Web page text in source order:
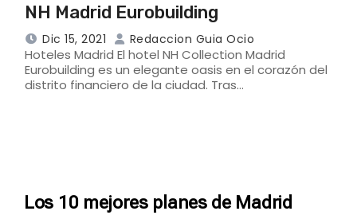
NH Madrid Eurobuilding
Dic 15, 2021 Redaccion Guia Ocio
Hoteles Madrid El hotel NH Collection Madrid
Eurobuilding es un elegante oasis en el corazón del
distrito financiero de la ciudad. Tras…
Los 10 mejores planes de Madrid